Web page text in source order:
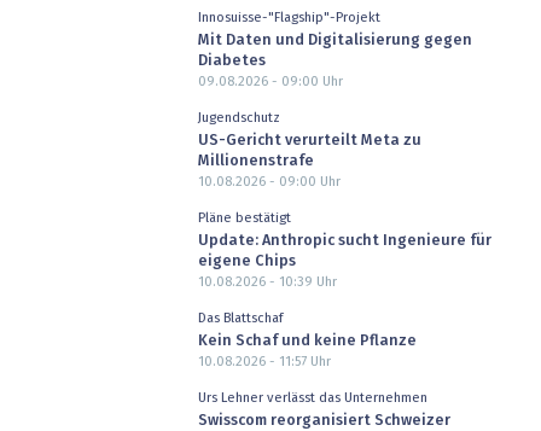
Innosuisse-"Flagship"-Projekt
Mit Daten und Digitalisierung gegen
Diabetes
09.08.2026 - 09:00 Uhr
Jugendschutz
US-Gericht verurteilt Meta zu
Millionenstrafe
10.08.2026 - 09:00 Uhr
Pläne bestätigt
Update: Anthropic sucht Ingenieure für
eigene Chips
10.08.2026 - 10:39 Uhr
Das Blattschaf
Kein Schaf und keine Pflanze
10.08.2026 - 11:57Uhr
Urs Lehner verlässt das Unternehmen
Swisscom reorganisiert Schweizer